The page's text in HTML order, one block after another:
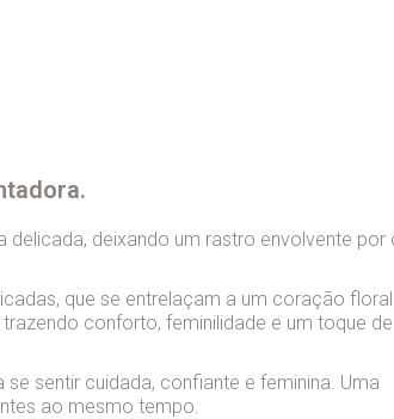
deixando um rastro envolvente por
que se entrelaçam a um coração floral
conforto, feminilidade e um toque de
sentir cuidada, confiante e feminina. Uma
ao mesmo tempo.